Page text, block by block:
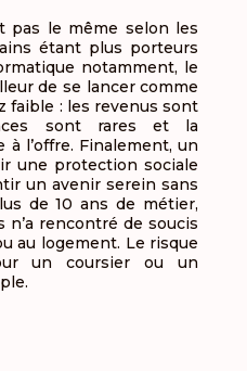
pas le même selon les
étant plus porteurs
notamment, le
de se lancer comme
faible : les revenus sont
sont rares et la
l’offre. Finalement, un
une protection sociale
un avenir serein sans
de 10 ans de métier,
n’a rencontré de soucis
au logement. Le risque
un coursier ou un